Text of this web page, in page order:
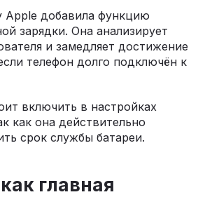
добавила функцию
зарядки. Она анализирует
и замедляет достижение
телефон долго подключён к
включить в настройках
как она действительно
срок службы батареи.
главная